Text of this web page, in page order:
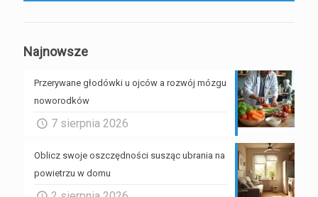
Najnowsze
Przerywane głodówki u ojców a rozwój mózgu
noworodków
7 sierpnia 2026
Oblicz swoje oszczędności susząc ubrania na
powietrzu w domu